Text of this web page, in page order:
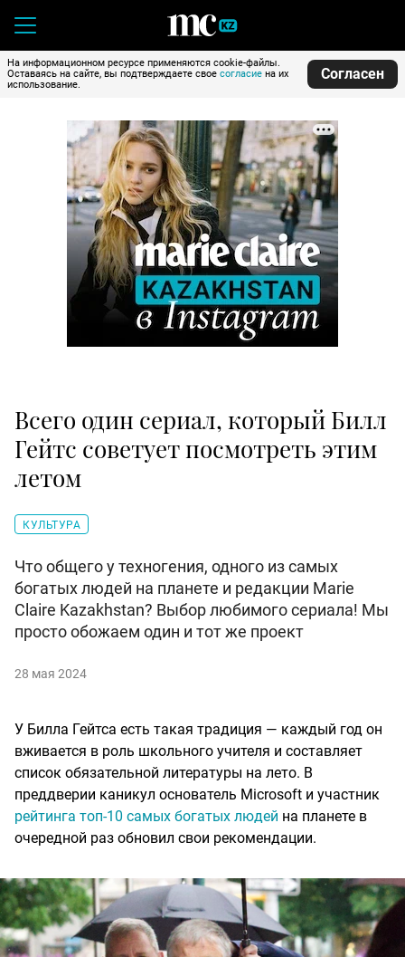
На информационном ресурсе применяются cookie-файлы.
Оставаясь на сайте, вы подтверждаете свое согласие на их
использование.
Согласен
Всего один сериал, который Билл
Гейтс советует посмотреть этим
летом
КУЛЬТУРА
Что общего у техногения, одного из самых
богатых людей на планете и редакции Marie
Claire Kazakhstan? Выбор любимого сериала! Мы
просто обожаем один и тот же проект
28 мая 2024
У Билла Гейтса есть такая традиция — каждый год он
вживается в роль школьного учителя и составляет
список обязательной литературы на лето. В
преддверии каникул основатель Microsoft и участник
рейтинга топ-10 самых богатых людей на планете в
очередной раз обновил свои рекомендации.